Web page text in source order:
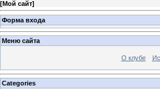
[Мой сайт]
Форма входа
Меню сайта
О клубе
Categories